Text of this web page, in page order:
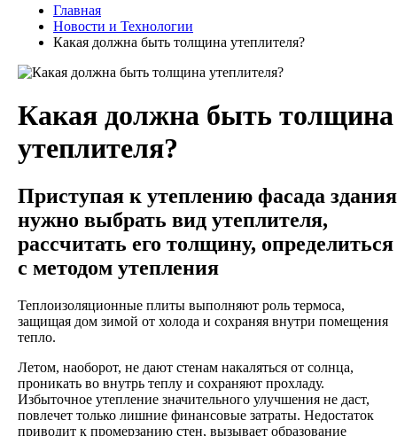
Главная
Новости и Технологии
Какая должна быть толщина утеплителя?
Какая должна быть толщина
утеплителя?
Приступая к утеплению фасада здания
нужно выбрать вид утеплителя,
рассчитать его толщину, определиться
с методом утепления
Теплоизоляционные плиты выполняют роль термоса,
защищая дом зимой от холода и сохраняя внутри помещения
тепло.
Летом, наоборот, не дают стенам накаляться от солнца,
проникать во внутрь теплу и сохраняют прохладу.
Избыточное утепление значительного улучшения не даст,
повлечет только лишние финансовые затраты. Недостаток
приводит к промерзанию стен, вызывает образование